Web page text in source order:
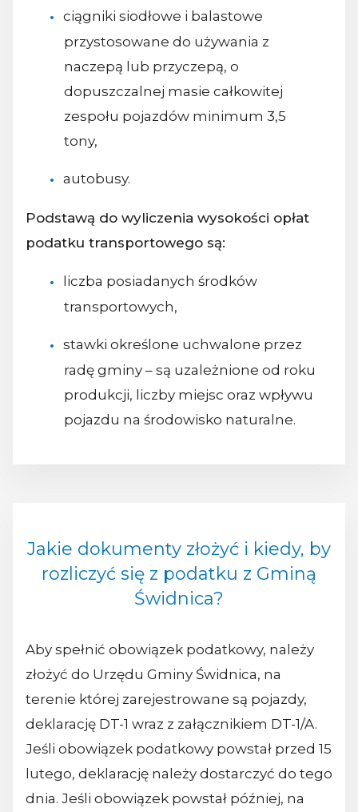
ciągniki siodłowe i balastowe
przystosowane do używania z
naczepą lub przyczepą, o
dopuszczalnej masie całkowitej
zespołu pojazdów minimum 3,5
tony,
autobusy.
Podstawą do wyliczenia wysokości opłat
podatku transportowego są:
liczba posiadanych środków
transportowych,
stawki określone uchwalone przez
radę gminy – są uzależnione od roku
produkcji, liczby miejsc oraz wpływu
pojazdu na środowisko naturalne.
Jakie dokumenty złożyć i kiedy, by
rozliczyć się z podatku z Gminą
Świdnica?
Aby spełnić obowiązek podatkowy, należy
złożyć do Urzędu Gminy Świdnica, na
terenie której zarejestrowane są pojazdy,
deklarację DT-1 wraz z załącznikiem DT-1/A.
Jeśli obowiązek podatkowy powstał przed 15
lutego, deklarację należy dostarczyć do tego
dnia. Jeśli obowiązek powstał później, na